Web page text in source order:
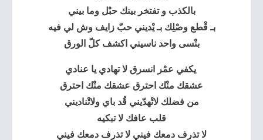
بالكذب و تفتخر بينك حبْل وما بيني
بـ قْطع وصْلِك بـ يْديني حبّ زايف وش لي فيه
بنْسى واحد ناسيني اكشف كلّ الورق
يكفي عمْر انسرق لا تهادي يا عنادي
عشقك منْك احترق عشقك منْك احترق
من فضلك لاتْهدّيني قُد باي ولاتْناديني
قلب عافك لا تبكيه
لا تذرف دمعك فيني لا تذرف دمعك فيني